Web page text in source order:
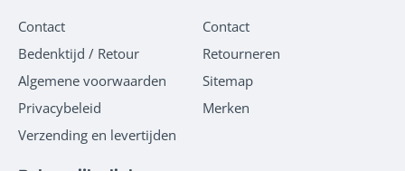
Contact
Bedenktijd / Retour
Algemene voorwaarden
Privacybeleid
Verzending en levertijden
Contact
Retourneren
Sitemap
Merken